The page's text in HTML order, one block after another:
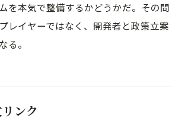
を本気で整備するかどうかだ。その問
レイヤーではなく、開発者と政策立案
る。
ンク